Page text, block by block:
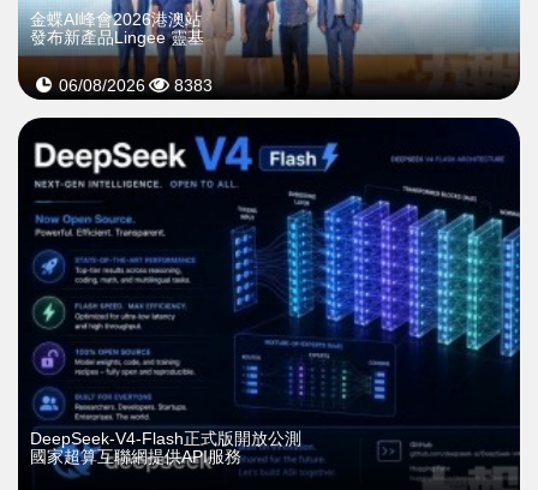
金蝶AI峰會2026港澳站
發布新產品Lingee 靈基
06/08/2026 8383
DeepSeek-V4-Flash正式版開放公測
國家超算互聯網提供API服務